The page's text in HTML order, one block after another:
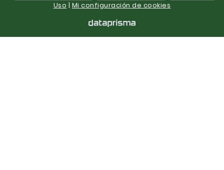
Uso | Mi configuración de cookies